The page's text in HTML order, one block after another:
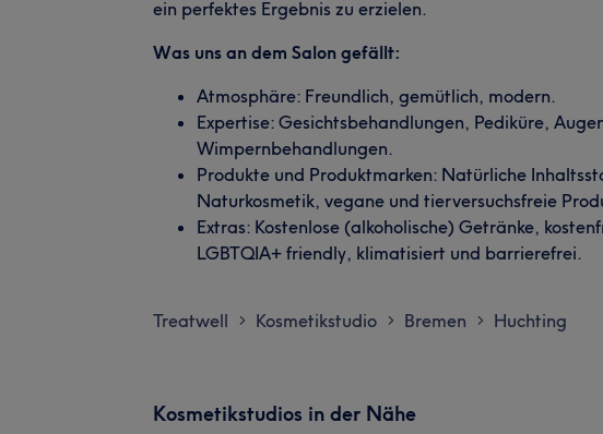
ein perfektes Ergebnis zu erzielen.
Was uns an dem Salon gefällt:
Atmosphäre: Freundlich, gemütlich, modern.
Expertise: Gesichtsbehandlungen, Pediküre,
Wimpernbehandlungen.
Produkte und Produktmarken: Natürliche
Naturkosmetik, vegane und tierversuchsfreie
Extras: Kostenlose (alkoholische) Getränke,
LGBTQIA+ friendly, klimatisiert und barrierefrei.
Treatwell > Kosmetikstudio > Bremen > Huchting
Kosmetikstudios in der Nähe